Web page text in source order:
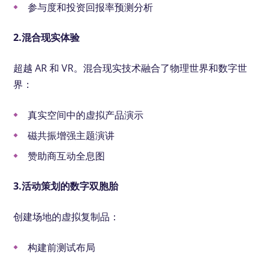
参与度和投资回报率预测分析
2.混合现实体验
超越 AR 和 VR。混合现实技术融合了物理世界和数字世
界：
真实空间中的虚拟产品演示
磁共振增强主题演讲
赞助商互动全息图
3.活动策划的数字双胞胎
创建场地的虚拟复制品：
构建前测试布局